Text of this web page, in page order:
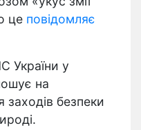
це повідомляє
України у
на
заходів безпеки